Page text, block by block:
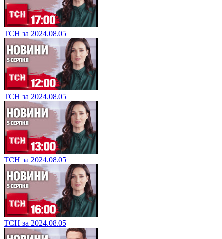
ТСН за 2024.08.05
ТСН за 2024.08.05
ТСН за 2024.08.05
ТСН за 2024.08.05